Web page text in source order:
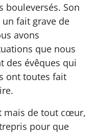
bouleversés. Son
fait grave de
avons
que nous
des évêques qui
ont toutes fait
mais de tout cœur,
pour que